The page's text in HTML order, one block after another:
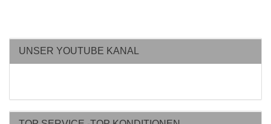
UNSER YOUTUBE KANAL